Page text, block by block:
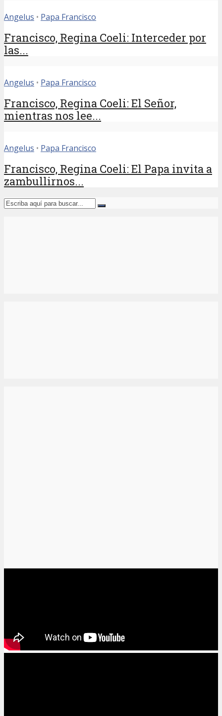
Angelus • Papa Francisco
Francisco, Regina Coeli: Interceder por
las...
Angelus • Papa Francisco
Francisco, Regina Coeli: El Señor,
mientras nos lee...
Angelus • Papa Francisco
Francisco, Regina Coeli: El Papa invita a
zambullirnos...